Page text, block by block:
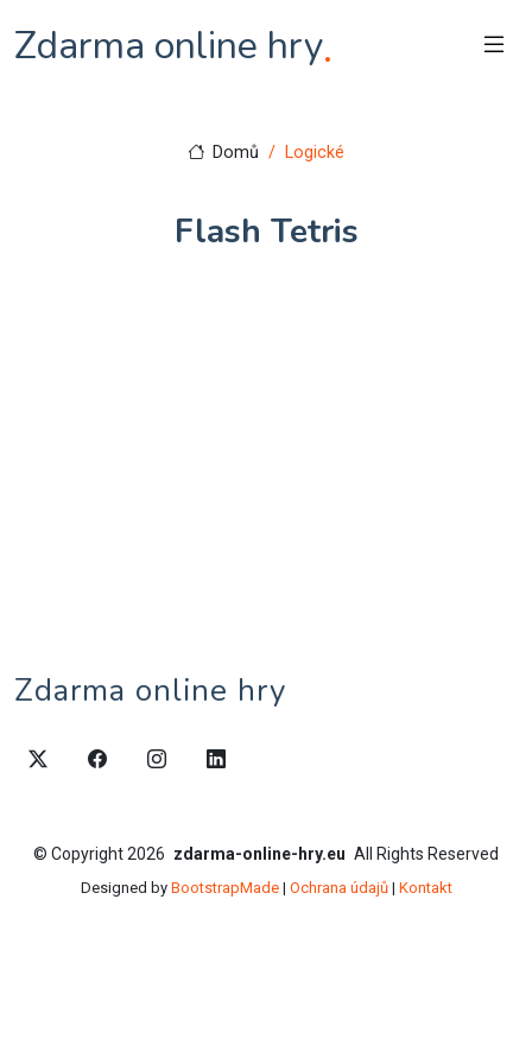
Zdarma online hry.
Domů Logické
Flash Tetris
Zdarma online hry
© Copyright2026 zdarma-online-hry.eu All Rights Reserved
Designed by BootstrapMade| Ochrana údajů| Kontakt